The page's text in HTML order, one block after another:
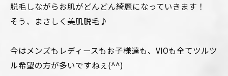
脱毛しながらお肌がどんどん綺麗になっていきます！
そう、まさしく美肌脱毛♪
今はメンズもレディースもお子様達も、VIOも全てツルツ
ル希望の方が多いですねぇ(^^)